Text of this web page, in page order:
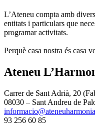
L’Ateneu compta amb
entitats i particulars que
programar activitats.
Perquè casa nostra és casa
Ateneu
Carrer de Sant Adrià, 20
08030 – Sant Andreu de
93 256 60 85